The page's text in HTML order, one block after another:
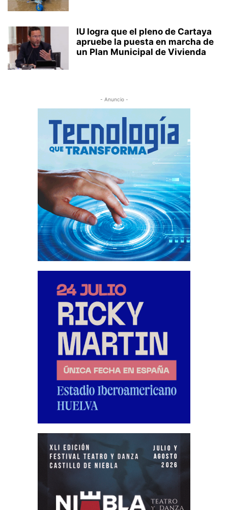
IU logra que el pleno de Cartaya
apruebe la puesta en marcha de
un Plan Municipal de Vivienda
- Anuncio -